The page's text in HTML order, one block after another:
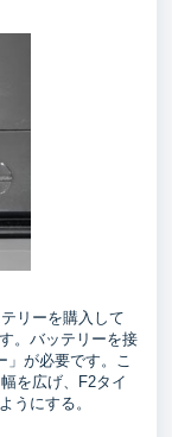
リーを購入して
。バッテリーを接
」が必要です。こ
を広げ、F2タイ
うにする。